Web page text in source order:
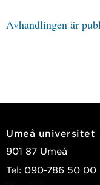
Avhandlingen är
Umeå universitet
901 87 Umeå
Tel: 090-786 50 00